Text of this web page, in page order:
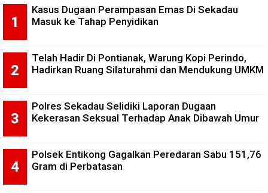
Kasus Dugaan Perampasan Emas Di Sekadau
Masuk ke Tahap Penyidikan
Telah Hadir Di Pontianak, Warung Kopi Perindo,
Hadirkan Ruang Silaturahmi dan Mendukung UMKM
Polres Sekadau Selidiki Laporan Dugaan
Kekerasan Seksual Terhadap Anak Dibawah Umur
Polsek Entikong Gagalkan Peredaran Sabu 151,76
Gram di Perbatasan